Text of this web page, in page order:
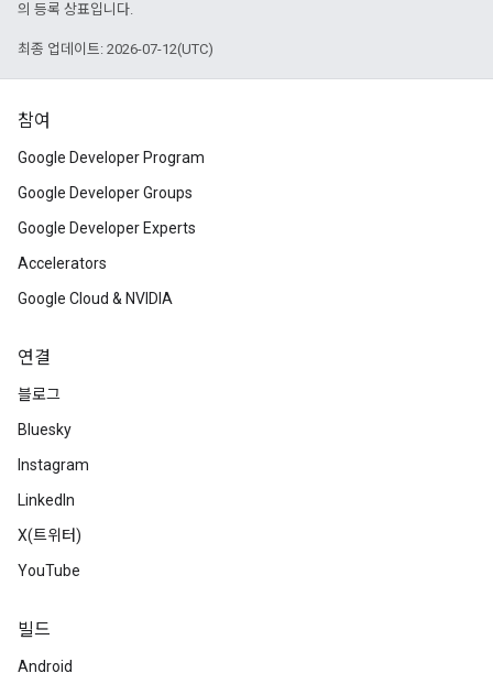
의 등록 상표입니다.
최종 업데이트: 2026-07-12(UTC)
참여
Google Developer Program
Google Developer Groups
Google Developer Experts
Accelerators
Google Cloud & NVIDIA
연결
블로그
Bluesky
Instagram
LinkedIn
X(트위터)
YouTube
빌드
Android